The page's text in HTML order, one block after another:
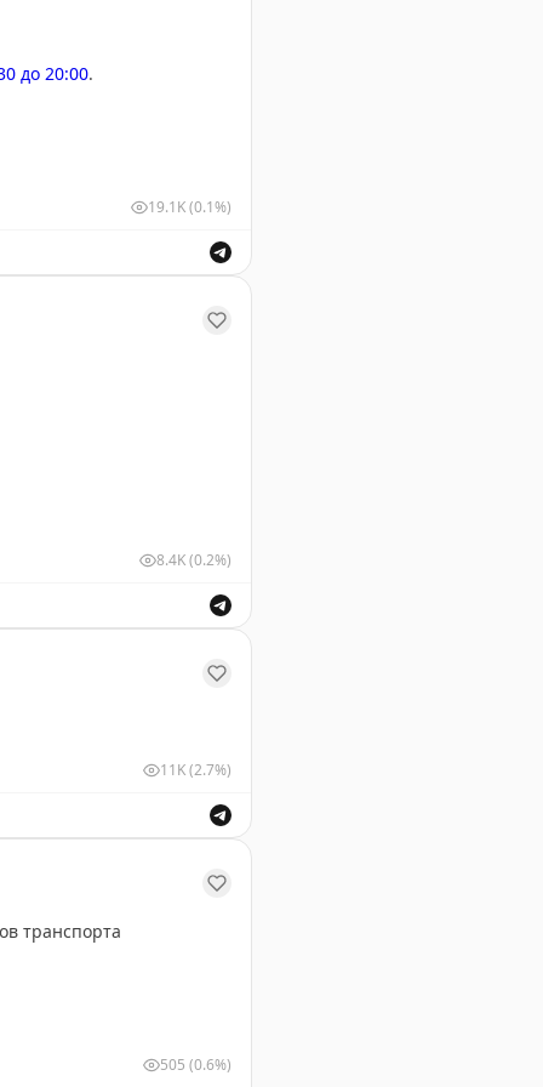
до 20:00.
19.1K(0.1%)
8.4K(0.2%)
11K(2.7%)
транспорта
505 (0.6%)